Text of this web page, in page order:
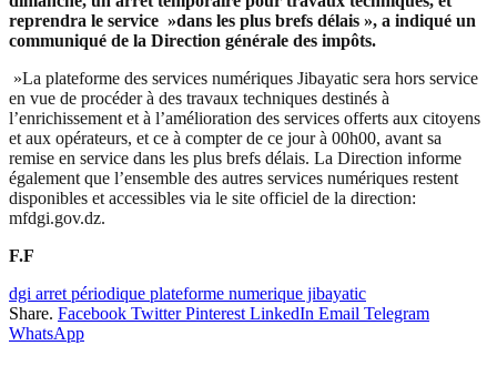
reprendra le service »dans les plus brefs délais », a indiqué un
communiqué de la Direction générale des impôts.
»La plateforme des services numériques Jibayatic sera hors service
en vue de procéder à des travaux techniques destinés à
l’enrichissement et à l’amélioration des services offerts aux citoyens
et aux opérateurs, et ce à compter de ce jour à 00h00, avant sa
remise en service dans les plus brefs délais. La Direction informe
également que l’ensemble des autres services numériques restent
disponibles et accessibles via le site officiel de la direction:
mfdgi.gov.dz.
F.F
dgi arret périodique plateforme numerique jibayatic
Share. Facebook Twitter Pinterest LinkedIn Email Telegram
WhatsApp